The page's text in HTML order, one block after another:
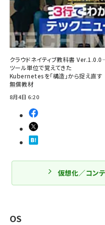
クラウドネイティブ教科書 Ver.1.0.0――
ツール単位で覚えてきた
Kubernetesを「構造」から捉え直す
無償教材
8月4日 6:20
仮想化／コン
OS